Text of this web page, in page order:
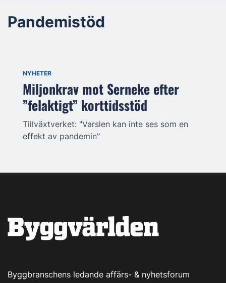
Pandemistöd
NYHETER
Miljonkrav mot Serneke efter
”felaktigt” korttidsstöd
Tillväxtverket: "Varslen kan inte ses som en
effekt av pandemin"
Byggbranschens ledande affärs- & nyhetsforum